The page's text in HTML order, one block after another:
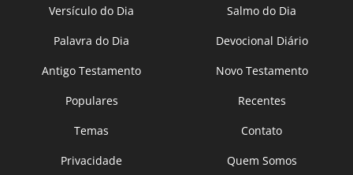
Versículo do Dia
Salmo do Dia
Palavra do Dia
Devocional Diário
Antigo Testamento
Novo Testamento
Populares
Recentes
Temas
Contato
Privacidade
Quem Somos